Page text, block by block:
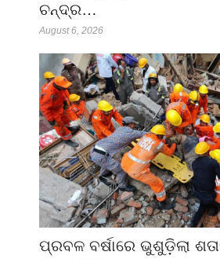
ଚନ୍ଦ୍ର…
August 6, 2026
ପ୍ରବଳ ବର୍ଷାରେ ଭୁଶୁଡ଼ିଲା